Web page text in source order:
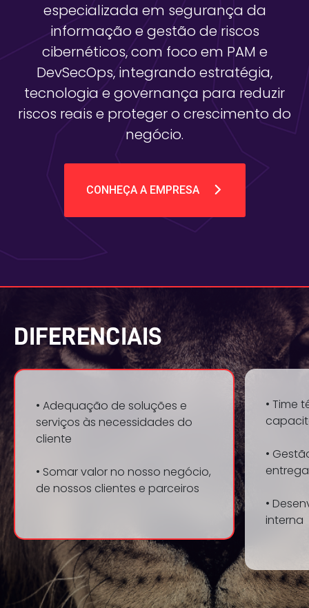
especializada em segurança da
informação e gestão de riscos
cibernéticos, com foco em PAM e
DevSecOps, integrando estratégia,
tecnologia e governança para reduzir
riscos reais e proteger o crescimento do
negócio.
CONHEÇA A EMPRESA
DIFERENCIAIS
• Adequação de soluções e
serviços às necessidades do
cliente
• Somar valor no nosso negócio,
de nossos clientes e parceiros
• Time
•
•
interna